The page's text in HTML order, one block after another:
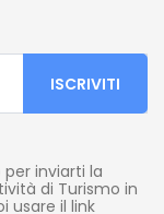
inviarti la
di Turismo in
usare il link